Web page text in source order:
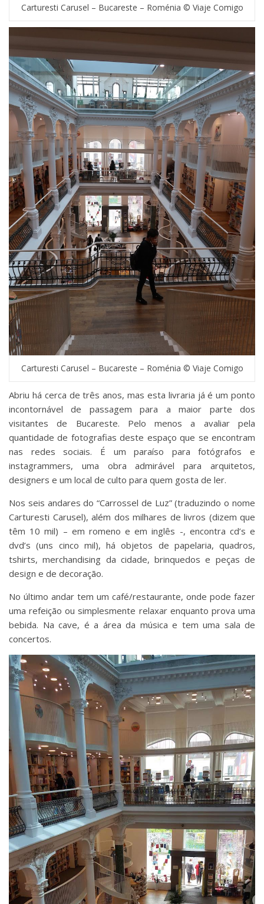
Carturesti Carusel – Bucareste – Roménia © Viaje Comigo
Carturesti Carusel – Bucareste – Roménia © Viaje Comigo
Abriu há cerca de três anos, mas esta livraria já é um ponto
incontornável de passagem para a maior parte dos
visitantes de Bucareste. Pelo menos a avaliar pela
quantidade de fotografias deste espaço que se encontram
nas redes sociais. É um paraíso para fotógrafos e
instagrammers, uma obra admirável para arquitetos,
designers e um local de culto para quem gosta de ler.
Nos seis andares do “Carrossel de Luz” (traduzindo o nome
Carturesti Carusel), além dos milhares de livros (dizem que
têm 10 mil) – em romeno e em inglês -, encontra cd’s e
dvd’s (uns cinco mil), há objetos de papelaria, quadros,
tshirts, merchandising da cidade, brinquedos e peças de
design e de decoração.
No último andar tem um café/restaurante, onde pode fazer
uma refeição ou simplesmente relaxar enquanto prova uma
bebida. Na cave, é a área da música e tem uma sala de
concertos.